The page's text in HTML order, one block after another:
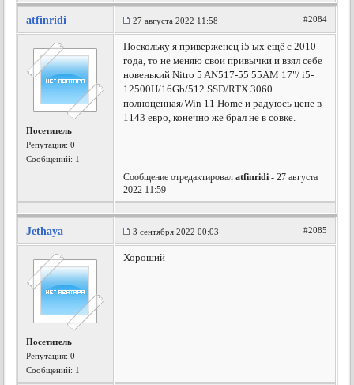
atfinridi 27 августа 2022 11:58 #2084
Посетитель
Репутация:0
Сообщений: 1
Поскольку я приверженец i5 ых ещё с 2010
года, то не меняю свои привычки и взял себе
новенький Nitro 5 AN517-55 55AM 17"/ i5-
12500H/16Gb/512 SSD/RTX 3060
полноценная/Win 11 Home и радуюсь цене в
1143 евро, конечно же брал не в совке.
Сообщение отредактировалatfinridi - 27 августа
2022 11:59
Jethaya 3 сентября 2022 00:03 #2085
Посетитель
Репутация:0
Сообщений: 1
Хороший